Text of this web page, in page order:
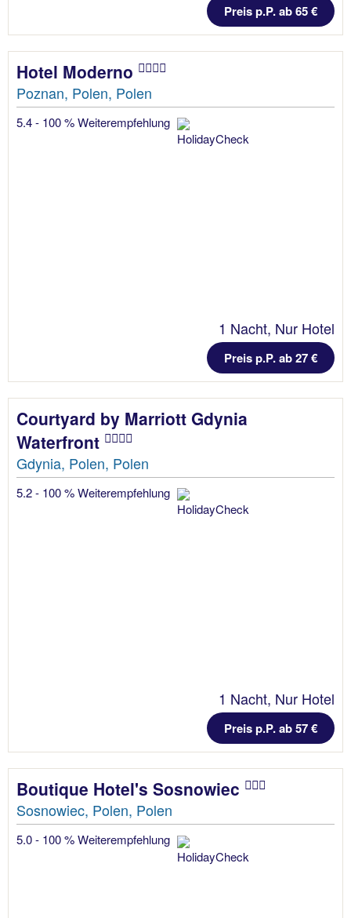
Preis p.P. ab 65 €
Hotel Moderno
Poznan, Polen, Polen
5.4 - 100 % Weiterempfehlung
1 Nacht, Nur Hotel
Preis p.P. ab 27 €
Courtyard by Marriott Gdynia
Waterfront
Gdynia, Polen, Polen
5.2 - 100 % Weiterempfehlung
1 Nacht, Nur Hotel
Preis p.P. ab 57 €
Boutique Hotel's Sosnowiec
Sosnowiec, Polen, Polen
5.0 - 100 % Weiterempfehlung